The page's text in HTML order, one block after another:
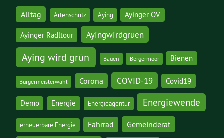
Alltag Artenschutz Aying Ayinger OV
Ayinger Radltour Ayingwirdgruen
Aying wird grün Bauen Bergermoor Bienen
Bürgermeisterwahl Corona COVID-19 Covid19
Demo Energie Energieagentur Energiewende
erneuerbare Energie Fahrrad Gemeinderat